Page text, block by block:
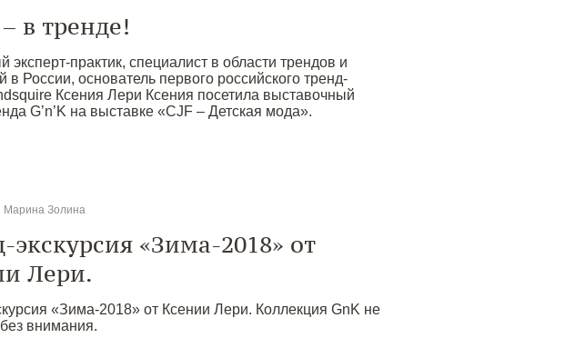
– в тренде!
эксперт-практик, специалист в области трендов и
в России, основатель первого российского тренд-
Ксения Лери Ксения посетила выставочный
G’n’K на выставке «CJF – Детская мода».
Марина Золина
экскурсия «Зима-2018» от
Лери.
«Зима-2018» от Ксении Лери. Коллекция GnK не
внимания.